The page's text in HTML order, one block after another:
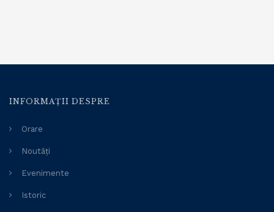
INFORMAȚII DESPRE
Orare
Noutăți
Evenimente
Istoric